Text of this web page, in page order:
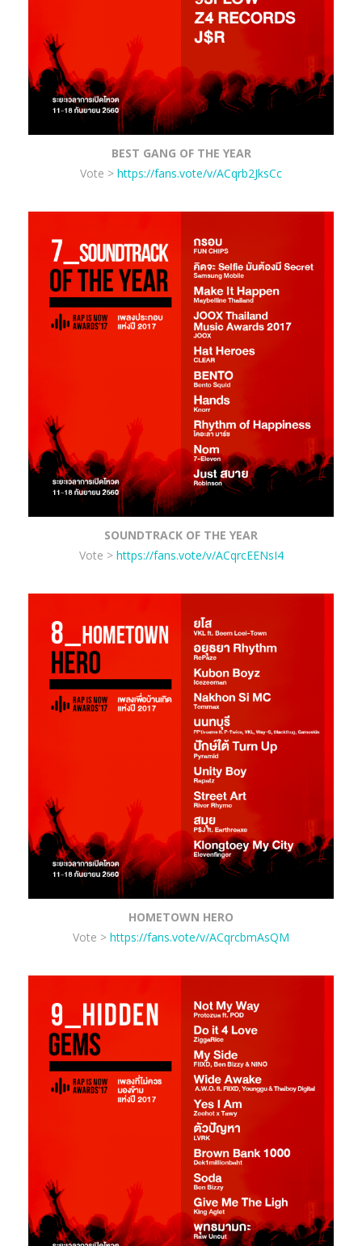
BEST GANG OF THE YEAR
Vote > https://fans.vote/v/ACqrb2JksCc
SOUNDTRACK OF THE YEAR
Vote > https://fans.vote/v/ACqrcEENsI4
HOMETOWN HERO
Vote > https://fans.vote/v/ACqrcbmAsQM